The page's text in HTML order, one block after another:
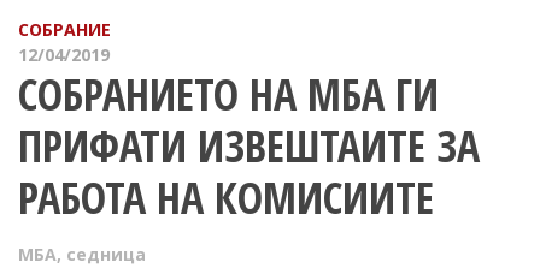
СОБРАНИЕ
12/04/2019
СОБРАНИЕТО НА МБА ГИ
ПРИФАТИ ИЗВЕШТАИТЕ ЗА
РАБОТА НА КОМИСИИТЕ
МБА, седница